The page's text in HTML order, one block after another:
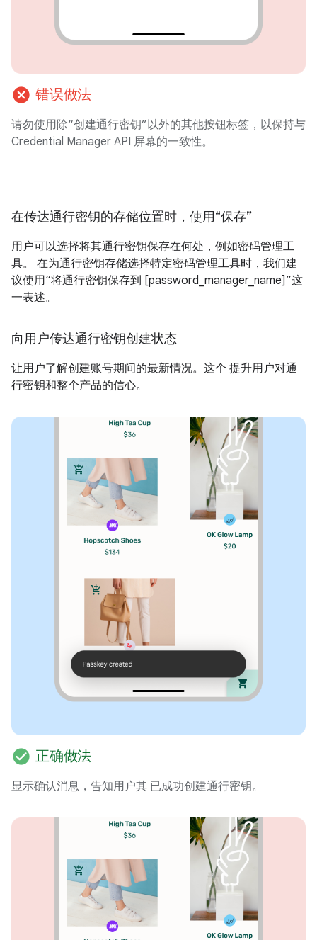
cancel 错误做法
请勿使用除“创建通行密钥”以外的其他按钮标签，以保持与
Credential Manager API 屏幕的一致性。
在传达通行密钥的存储位置时，使用“保存”
用户可以选择将其通行密钥保存在何处，例如密码管理工
具。 在为通行密钥存储选择特定密码管理工具时，我们建
议使用“将通行密钥保存到 [password_manager_name]”这
一表述。
向用户传达通行密钥创建状态
让用户了解创建账号期间的最新情况。这个 提升用户对通
行密钥和整个产品的信心。
check_circle 正确做法
显示确认消息，告知用户其 已成功创建通行密钥。